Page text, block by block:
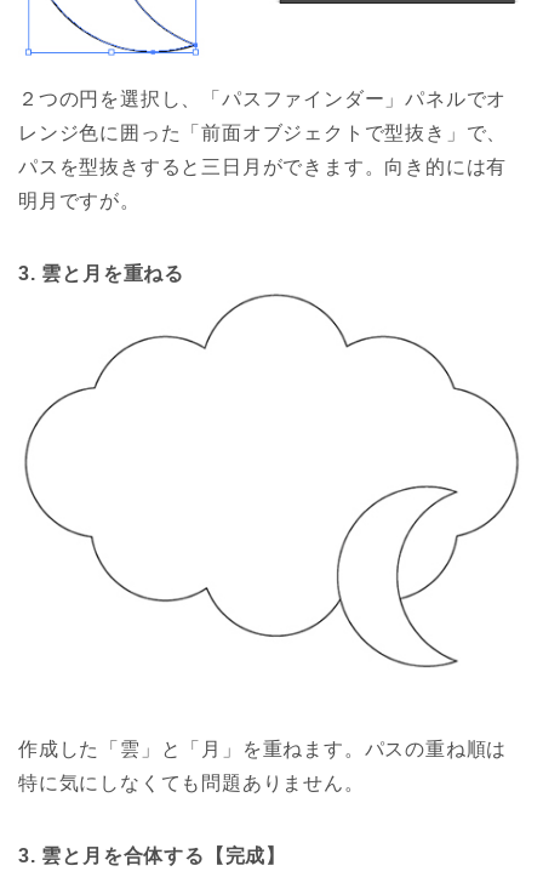
２つの円を選択し、「パスファインダー」パネルでオ
レンジ色に囲った「前面オブジェクトで型抜き」で、
パスを型抜きすると三日月ができます。向き的には有
明月ですが。
3. 雲と月を重ねる
作成した「雲」と「月」を重ねます。パスの重ね順は
特に気にしなくても問題ありません。
3. 雲と月を合体する【完成】